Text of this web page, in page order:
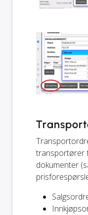
transportører
dokumenter